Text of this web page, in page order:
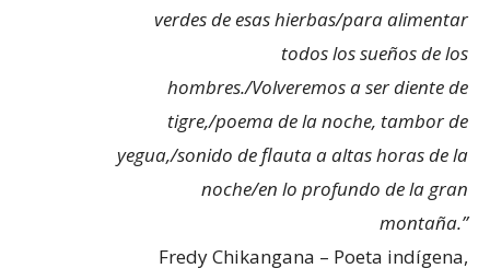
verdes de esas hierbas/para alimentar
todos los sueños de los
hombres./Volveremos a ser diente de
tigre,/poema de la noche, tambor de
yegua,/sonido de flauta a altas horas de la
noche/en lo profundo de la gran
montaña.”
Fredy Chikangana – Poeta indígena,